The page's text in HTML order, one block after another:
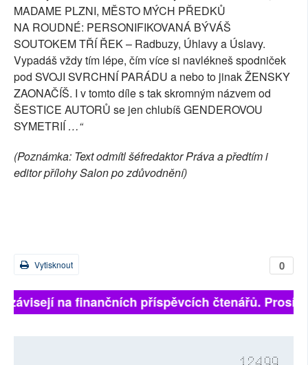
MADAME PLZNI, MĚSTO MÝCH PŘEDKŮ
NA ROUDNÉ: PERSONIFIKOVANÁ BÝVÁŠ
SOUTOKEM TŘÍ ŘEK – Radbuzy, Úhlavy a Úslavy.
Vypadáš vždy tím lépe, čím více si navlékneš spodniček
pod SVOJI SVRCHNÍ PARÁDU a nebo to jinak ŽENSKY
ZAONAČÍŠ. I v tomto díle s tak skromným názvem od
ŠESTICE AUTORŮ se jen chlubíš GENDEROVOU
SYMETRIÍ…“
(Poznámka: Text odmítl šéfredaktor Práva a předtím i
editor přílohy Salon po zdůvodnění)
0
Vytisknout
na finančních příspěvcích čtenářů.